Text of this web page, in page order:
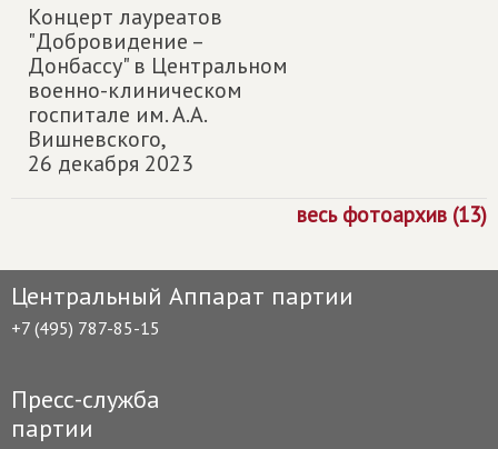
Концерт лауреатов
"Добровидение –
Донбассу" в Центральном
военно-клиническом
госпитале им. А.А.
Вишневского,
26 декабря 2023
весь фотоархив (13)
Центральный Аппарат партии
+7 (495) 787-85-15
Пресс-служба
партии